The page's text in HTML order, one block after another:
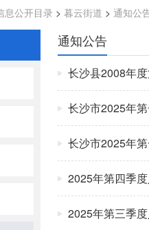
息公开目录 > 暮云街道 > 通知公
通知公告
长沙县2008年
长沙市2025年
长沙市2025年
2025年第四季
2025年第三季